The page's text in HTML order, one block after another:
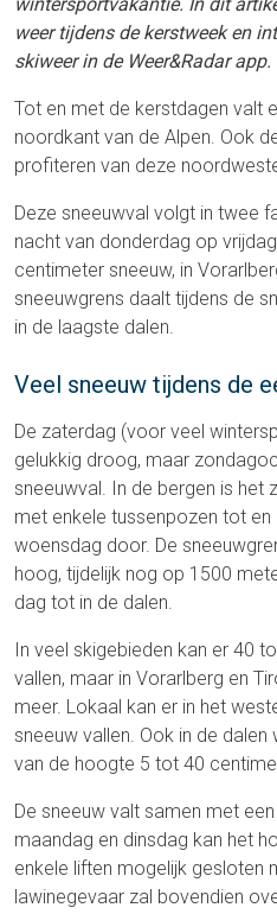
weer tijdens de kerstweek en
skiweer in de Weer&Radar app.
Tot en met de kerstdagen valt
noordkant van de Alpen. Ook
profiteren van deze
Deze sneeuwval volgt in twee
nacht van donderdag op
centimeter sneeuw, in
sneeuwgrens daalt tijdens de
in de laagste dalen.
Veel sneeuw tijdens de
De zaterdag (voor veel
gelukkig droog, maar
sneeuwval. In de bergen is het
met enkele tussenpozen tot
woensdag door. De
hoog, tijdelijk nog op 1500
dag tot in de dalen.
In veel skigebieden kan er 40
vallen, maar in Vorarlberg en
meer. Lokaal kan er in het
sneeuw vallen. Ook in de
van de hoogte 5 tot 40
De sneeuw valt samen met
maandag en dinsdag kan het
enkele liften mogelijk gesloten
lawinegevaar zal bovendien